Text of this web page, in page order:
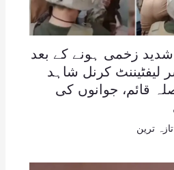
شدید زخمی ہونے کے بعد
لیفٹیننٹ کرنل شاہد
قائم، جوانوں کی
تازہ ترین